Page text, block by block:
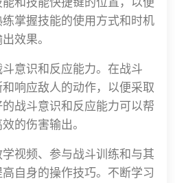
掌握技能的使用方式和时机
效果。
意识和反应能力。在战斗
响应敌人的动作，以便采取
战斗意识和反应能力可以帮
的伤害输出。
视频、参与战斗训练和与其
自身的操作技巧。不断学习